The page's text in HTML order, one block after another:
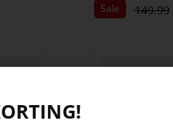
Sale 149.99